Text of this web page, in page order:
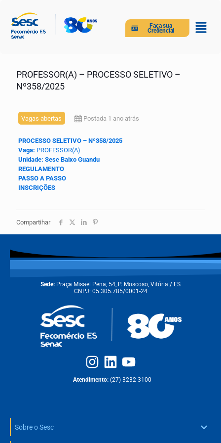
Faça sua
Credencial
PROFESSOR(A) – PROCESSO SELETIVO –
Nº358/2025
Vagas abertas Postada 1 ano atrás
PROCESSO SELETIVO – Nº358/2025
Vaga: PROFESSOR(A)
Unidade: Sesc Baixo Guandu
REGULAMENTO
PASSO A PASSO
INSCRIÇÕES
Compartihar
Sede: Praça Misael Pena, 54, P. Moscoso, Vitória / ES
CNPJ: 05.305.785/0001-24
Atendimento: (27) 3232-3100
Sobre o Sesc